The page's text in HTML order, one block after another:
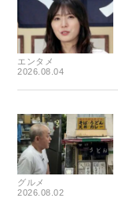
エンタメ
2026.08.04
グルメ
2026.08.02